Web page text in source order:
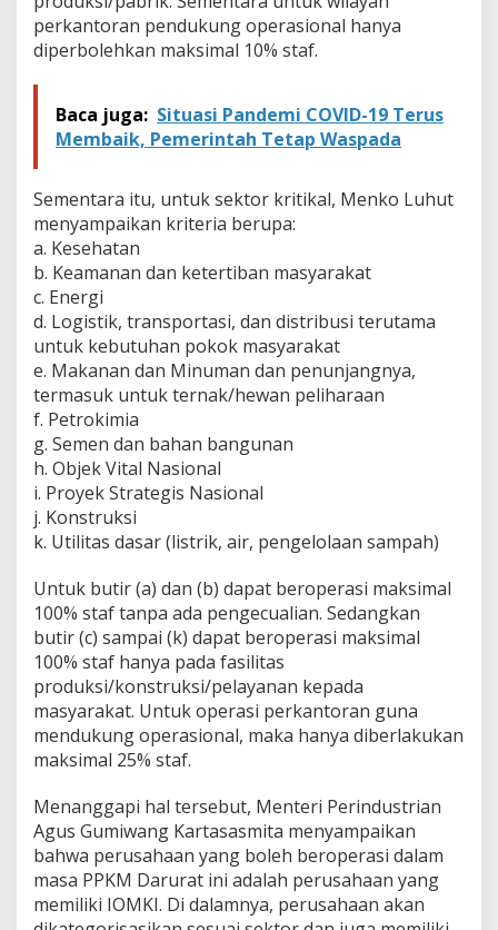
h
u
t
g
a
a
n
r
s
a
h
a
a
u
u
T
a
t
i
A
t
u
r
a
n
perkantoran pendukung operasional hanya
diperbolehkan maksimal 10% staf.
Baca juga: Situasi Pandemi COVID-19 Terus
Membaik, Pemerintah Tetap Waspada
Sementara itu, untuk sektor kritikal, Menko Luhut
menyampaikan kriteria berupa:
a. Kesehatan
b. Keamanan dan ketertiban masyarakat
c. Energi
d. Logistik, transportasi, dan distribusi terutama
untuk kebutuhan pokok masyarakat
e. Makanan dan Minuman dan penunjangnya,
termasuk untuk ternak/hewan peliharaan
f. Petrokimia
g. Semen dan bahan bangunan
h. Objek Vital Nasional
i. Proyek Strategis Nasional
j. Konstruksi
k. Utilitas dasar (listrik, air, pengelolaan sampah)
Untuk butir (a) dan (b) dapat beroperasi maksimal
100% staf tanpa ada pengecualian. Sedangkan
butir (c) sampai (k) dapat beroperasi maksimal
100% staf hanya pada fasilitas
produksi/konstruksi/pelayanan kepada
masyarakat. Untuk operasi perkantoran guna
mendukung operasional, maka hanya diberlakukan
maksimal 25% staf.
Menanggapi hal tersebut, Menteri Perindustrian
Agus Gumiwang Kartasasmita menyampaikan
bahwa perusahaan yang boleh beroperasi dalam
masa PPKM Darurat ini adalah perusahaan yang
memiliki IOMKI. Di dalamnya, perusahaan akan